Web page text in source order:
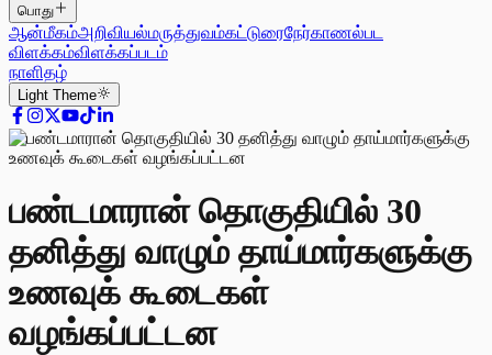
பொது
ஆன்மீகம்அறிவியல்மருத்துவம்கட்டுரைநேர்காணல்பட
விளக்கம்விளக்கப்படம்
நாளிதழ்
Light Theme
பண்டமாரான் தொகுதியில் 30
தனித்து வாழும் தாய்மார்களுக்கு
உணவுக் கூடைகள்
வழங்கப்பட்டன